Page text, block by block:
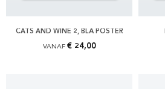
CATS AND WINE 2, BLÅ POSTER
VANAF € 24,00